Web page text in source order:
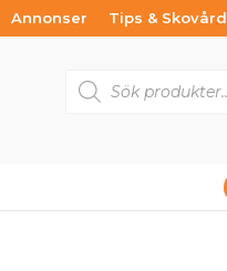
Annonser Tips & Skovård
search